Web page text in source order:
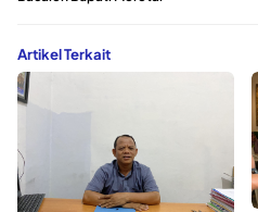
Artikel Terkait